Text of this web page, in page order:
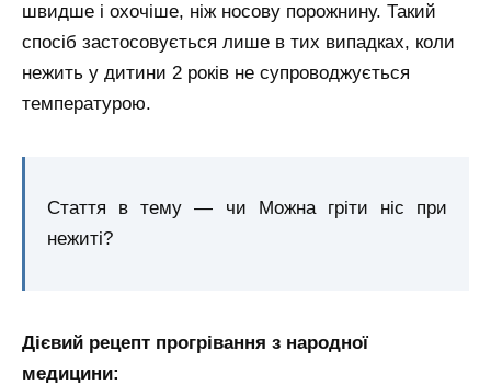
швидше і охочіше, ніж носову порожнину. Такий
спосіб застосовується лише в тих випадках, коли
нежить у дитини 2 років не супроводжується
температурою.
Стаття в тему — чи Можна гріти ніс при
нежиті?
Дієвий рецепт прогрівання з народної
медицини: